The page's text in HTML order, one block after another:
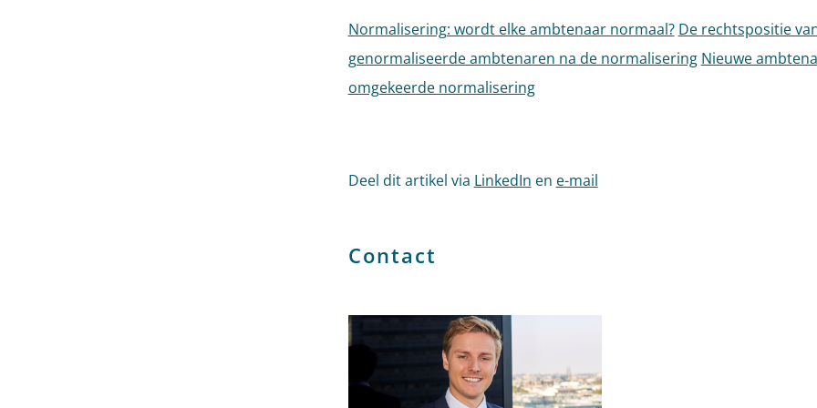
Normalisering: wordt elke ambtenaar normaal? De rechtspositie
genormaliseerde ambtenaren na de normalisering Nieuwe
omgekeerde normalisering
Deel dit artikel via LinkedIn en e-mail
Contact